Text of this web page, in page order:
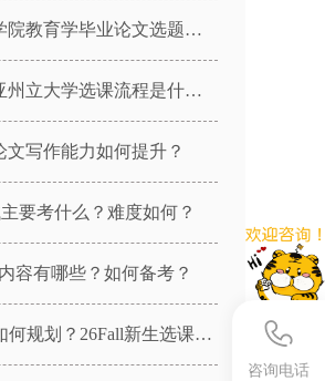
伦敦大学学院教育学毕业论文选题方向有推荐吗？
宾夕法尼亚州立大学选课流程是什么？26Fall新生如何选课？
文写作能力如何提升？
要考什么？难度如何？
容有哪些？如何备考？
UCL选课如何规划？26Fall新生选课需要注意什么？
咨询电话